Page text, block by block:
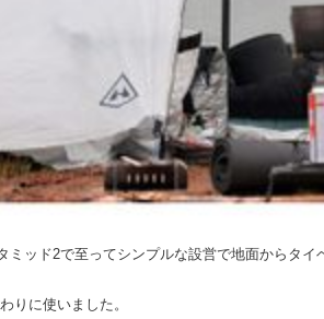
ミッド2で至ってシンプルな設営で地面からタ
りに使いました。